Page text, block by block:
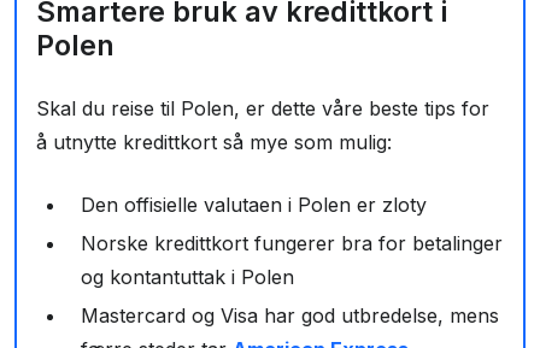
Smartere bruk av kredittkort i
Polen
Skal du reise til Polen, er dette våre beste tips for
å utnytte kredittkort så mye som mulig:
Den offisielle valutaen i Polen er zloty
Norske kredittkort fungerer bra for betalinger
og kontantuttak i Polen
Mastercard og Visa har god utbredelse, mens